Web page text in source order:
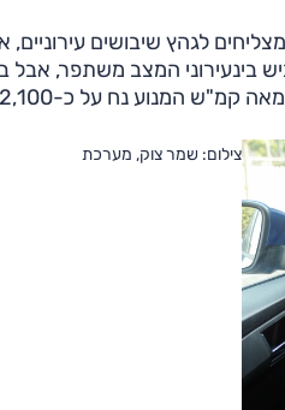
לגהץ שיבושים
המצב משתפר, אבל
על כ-2,100 סל"ד וקולו לא נשמע.
צילום: שמר צוק, מערכת